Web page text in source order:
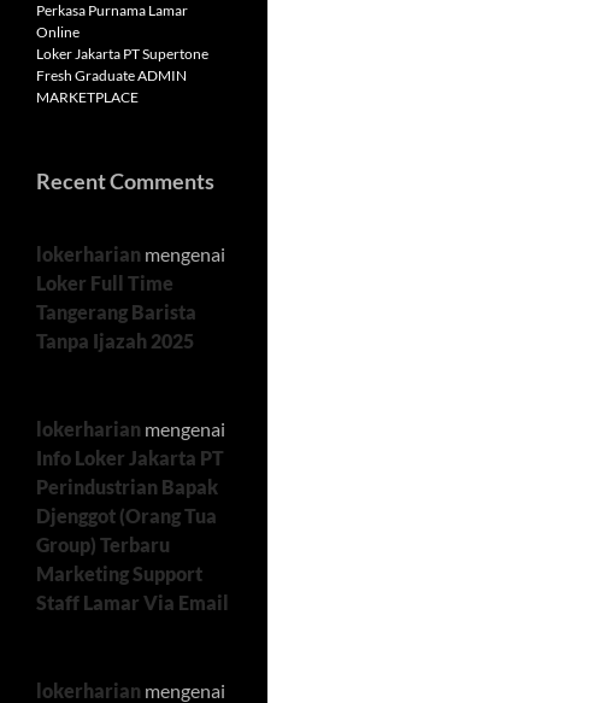
Perkasa Purnama Lamar
Online
Loker Jakarta PT Supertone
Fresh Graduate ADMIN
MARKETPLACE
Recent Comments
lokerharian mengenai
Loker Full Time
Tangerang Barista
Tanpa Ijazah 2025
lokerharian mengenai
Info Loker Jakarta PT
Perindustrian Bapak
Djenggot (Orang Tua
Group) Terbaru
Marketing Support
Staff Lamar Via Email
lokerharian mengenai